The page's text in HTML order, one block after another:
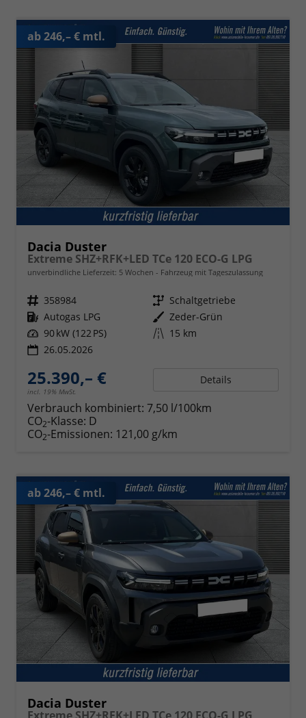
ab 246,– € mtl.
Dacia Duster
Extreme SHZ+RFK+LED TCe 120 ECO-G LPG
unverbindliche Lieferzeit: 5 Wochen Fahrzeug mit Tageszulassung
Fahrzeugnr. 358984 Getriebe Schaltgetriebe
Kraftstoff Autogas LPG Außenfarbe Zeder-Grün
Leistung 90 kW (122 PS) Kilometerstand 15 km
26.05.2026
25.390,– €
incl. 19% MwSt.
Details
Verbrauch kombiniert: 7,50 l/100km
CO2-Klasse: D
CO2-Emissionen: 121,00 g/km
ab 246,– € mtl.
Dacia Duster